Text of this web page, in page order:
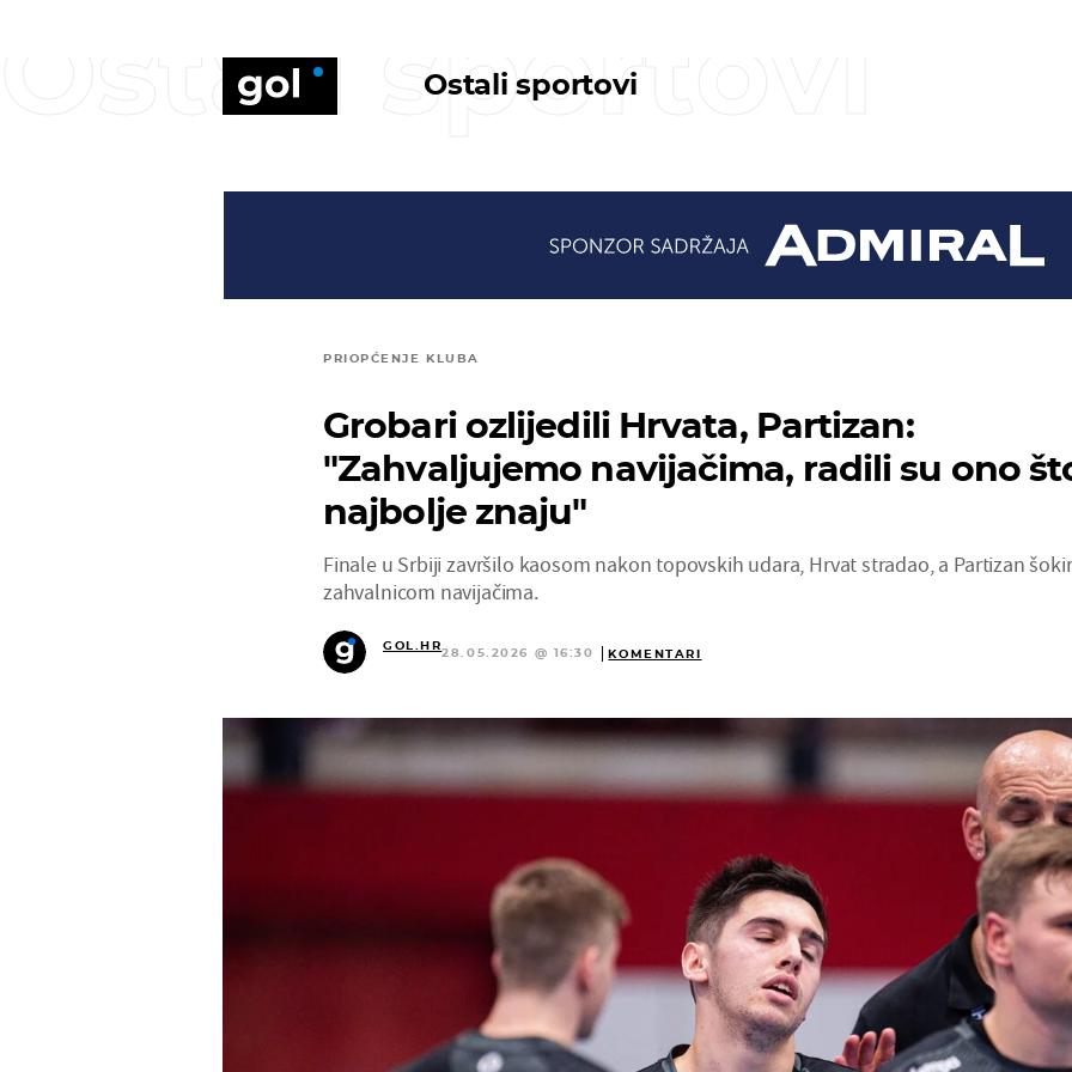
Ostali sportovi
Ostali sportovi
PRIOPĆENJE KLUBA
Grobari ozlijedili Hrvata, Partizan:
"Zahvaljujemo navijačima, radili su ono
najbolje znaju"
Finale u Srbiji završilo kaosom nakon topovskih udara, Hrvat stradao, a Partizan
zahvalnicom navijačima.
GOL.HR
28.05.2026 @ 16:30 KOMENTARI